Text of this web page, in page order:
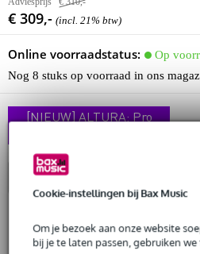
Cookie-instellingen bij Bax Music
Om je bezoek aan onze website
bij je te laten passen, gebruiken
€ 309,- (incl. 21% btw)
Online voorraadstatus:
Op
Nog 8 stuks op voorraad in ons
[NIEUW] ALTURA: Pro
Bestel voor 23:00 = morgen in